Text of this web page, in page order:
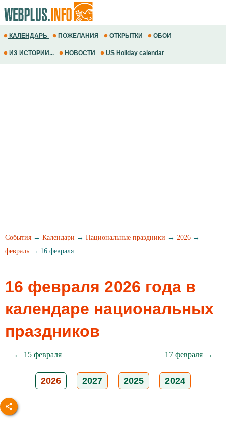
КАЛЕНДАРЬ ПОЖЕЛАНИЯ ОТКРЫТКИ ОБОИ
ИЗ ИСТОРИИ... НОВОСТИ US Holiday calendar
События → Календари → Национальные праздники → 2026 →
февраль → 16 февраля
16 февраля 2026 года в
календаре национальных
праздников
← 15 февраля 17 февраля →
2026 2027 2025 2024